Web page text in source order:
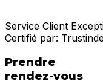
Service Client
Certifié par:
Prendre
rendez-vous